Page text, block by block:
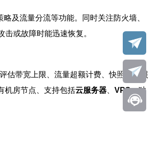
及流量分流等功能。同时关注防火墙、
或故障时能迅速恢复。
估带宽上限、流量超额计费、快照与快照
机房节点、支持包括云服务器 VPS、独